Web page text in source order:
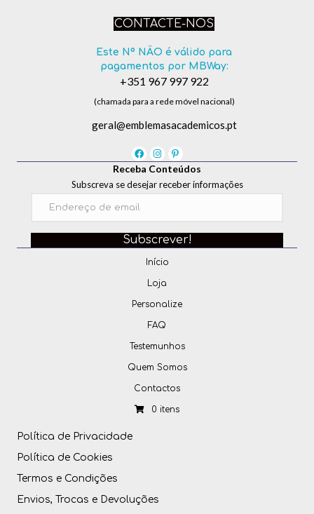
CONTACTE-NOS
Este Nº NÃO é válido para
pagamentos por MBWay:
+351 967 997 922
(chamada para a rede móvel nacional)
geral@emblemasacademicos.pt
Receba Conteúdos
Subscreva se desejar receber informações
Subscrever!
Início
Loja
Personalize
FAQ
Testemunhos
Quem Somos
Contactos
0 itens
Política de Privacidade
Política de Cookies
Termos e Condições
Envios, Trocas e Devoluções